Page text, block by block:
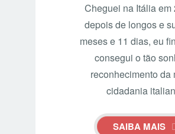
Cheguei na Itália em
depois de longos e
meses e 11 dias, eu
consegui o tão
reconhecimento da
cidadania
SAIBA MAIS